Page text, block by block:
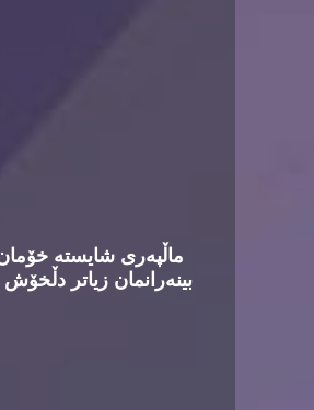
ماڵپه‌ری شایسته‌
بینه‌رانمان زیاتر